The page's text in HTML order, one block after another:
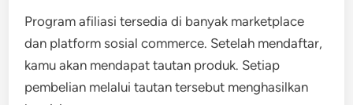
Program afiliasi tersedia di banyak marketplace
dan platform sosial commerce. Setelah mendaftar,
kamu akan mendapat tautan produk. Setiap
pembelian melalui tautan tersebut menghasilkan